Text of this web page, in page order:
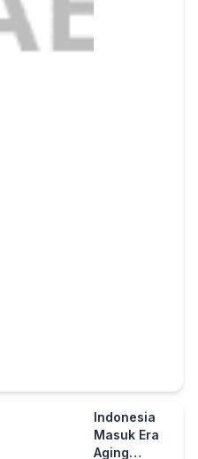
Indonesia
Masuk Era
Aging